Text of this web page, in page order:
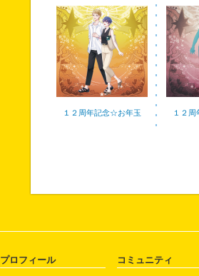
１２周年記念☆お年玉 １２
プロフィール コミュニティ